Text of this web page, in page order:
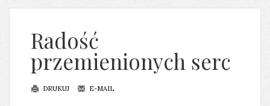
Radość
przemienionych serc
DRUKUJ E-MAIL